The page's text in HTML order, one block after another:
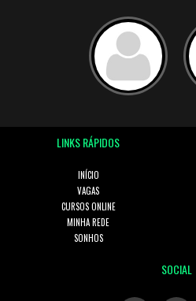
LINKS RÁPIDOS
INÍCIO
VAGAS
CURSOS ONLINE
MINHA REDE
SONHOS
SOCIAL